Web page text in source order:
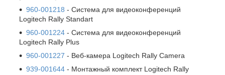
960-001218 - Система для видеоконференций
Logitech Rally Standart
960-001224 - Система для видеоконференций
Logitech Rally Plus
960-001227 - Веб-камера Logitech Rally Camera
939-001644 - Монтажный комплект Logitech Rally